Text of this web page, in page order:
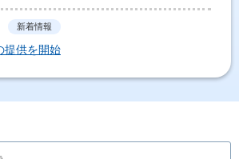
新着情報
提供を開始